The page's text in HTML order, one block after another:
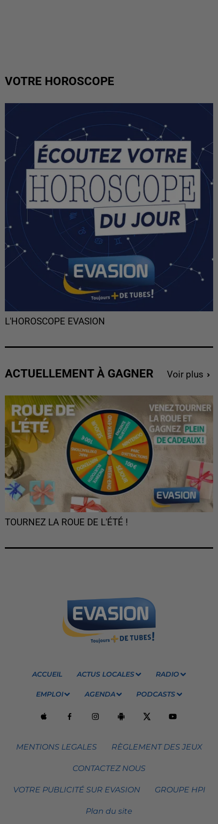
VOTRE HOROSCOPE
L'HOROSCOPE EVASION
ACTUELLEMENT À GAGNER Voir plus
TOURNEZ LA ROUE DE L'ÉTÉ !
ACCUEIL ACTUS LOCALES RADIO
EMPLOI AGENDA PODCASTS
MENTIONS LEGALES RÈGLEMENT DES JEUX
CONTACTEZ NOUS
VOTRE PUBLICITÉ SUR EVASION GROUPE HPI
Plan du site